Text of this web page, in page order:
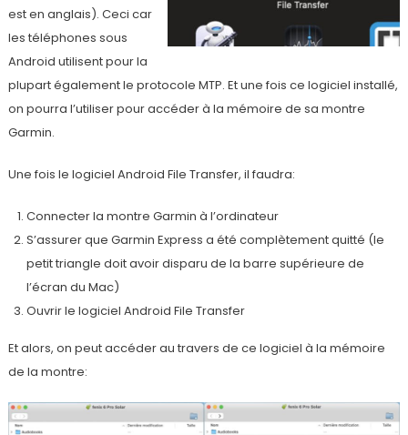
est en anglais). Ceci car
les téléphones sous
Android utilisent pour la
plupart également le protocole MTP. Et une fois ce logiciel installé,
on pourra l’utiliser pour accéder à la mémoire de sa montre
Garmin.
Une fois le logiciel Android File Transfer, il faudra:
Connecter la montre Garmin à l’ordinateur
S’assurer que Garmin Express a été complètement quitté (le
petit triangle doit avoir disparu de la barre supérieure de
l’écran du Mac)
Ouvrir le logiciel Android File Transfer
Et alors, on peut accéder au travers de ce logiciel à la mémoire
de la montre: